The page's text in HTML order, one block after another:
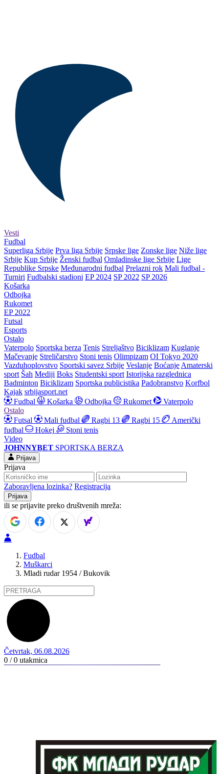
Vesti
Fudbal
Superliga Srbije Prva liga Srbije Srpske lige Zonske lige Niže lige
Srbije Kup Srbije Ženski fudbal Omladinske lige Srbije Lige
Republike Srpske Međunarodni fudbal Prelazni rok Mali fudbal -
Turniri Fudbalski stadioni EP 2024 SP 2022 SP 2026
Košarka
Odbojka
Rukomet
EP 2022
Futsal
Esports
Ostalo
Vaterpolo Sportska berza Tenis Streljaštvo Biciklizam Kuglanje
Mačevanje Streličarstvo Stoni tenis Olimpizam OI Tokyo 2020
Vazduhoplovstvo Sportski savez Srbije Veslanje Boćanje Amaterski
sport Šah Mediji Boks Studentski sport Istorijska razglednica
Badminton Biciklizam Sportska publicistika Padobranstvo Korfbol
Kajak srbijasport.net
Fudbal
Košarka Odbojka Rukomet
Vaterpolo
Ostalo
Futsal
Mali fudbal Ragbi 13 Ragbi 15
Američki
fudbal
Hokej
Stoni tenis
Video
JOHNNYBET SPORTSKA BERZA
Prijava
Prijava
Zaboravljena lozinka? Registracija
ili se prijavite preko društvenih mreža:
Fudbal
Muškarci
Mladi rudar 1954 / Bukovik
Četvrtak, 06.08.2026
0 / 0 utakmica